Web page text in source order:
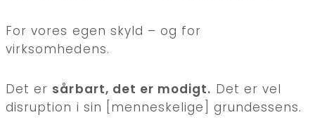
For vores egen skyld – og for
virksomhedens.
Det er sårbart, det er modigt. Det er vel
disruption i sin [menneskelige] grundessens.